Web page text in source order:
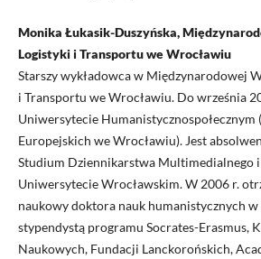
Monika Łukasik-Duszyńska,
Logistyki i Transportu we Wrocławiu
Starszy wykładowca w Międzynarodowej
i Transportu we Wrocławiu. Do września
Uniwersytecie Humanistycznospołecznym
Europejskich we Wrocławiu). Jest
Studium Dziennikarstwa Multimedialnego
Uniwersytecie Wrocławskim. W 2006 r.
naukowy doktora nauk humanistycznych w
stypendystą programu Socrates-Erasmus,
Naukowych, Fundacji Lanckorońskich,